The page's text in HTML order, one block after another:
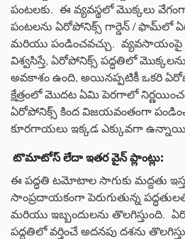
పంటలకు. ఈ వ్యవస్థలో మొక్కలు
పంటలను ఏరోపోనిక్స్ గార్డెన్ / ఫామ్‌లో
మరియు పండించవచ్చు.
విశ్వసిస్తే, ఏరోపోనిక్స్ పద్ధతిలో
అవకాశం ఉంది, అయినప్పటికీ ఒకరి
క్షేత్రంలో మొదట ఏమి పెరగాలో
ఏరోపోనిక్స్ కింద విజయవంతంగా
కూరగాయలు ఇక్కడ ఎక్కువగా
టొమాటోస్ లేదా ఇతర వైన్ ప్లాంట్లు:
ఈ పద్ధతి టమోటాల సాగుకు మద్దతు
సాంప్రదాయకంగా పెరుగుతున్న
మరియు ఇబ్బందులను తొలగిస్తుంది.
పద్ధతిలో వర్తించే అదనపు దశను